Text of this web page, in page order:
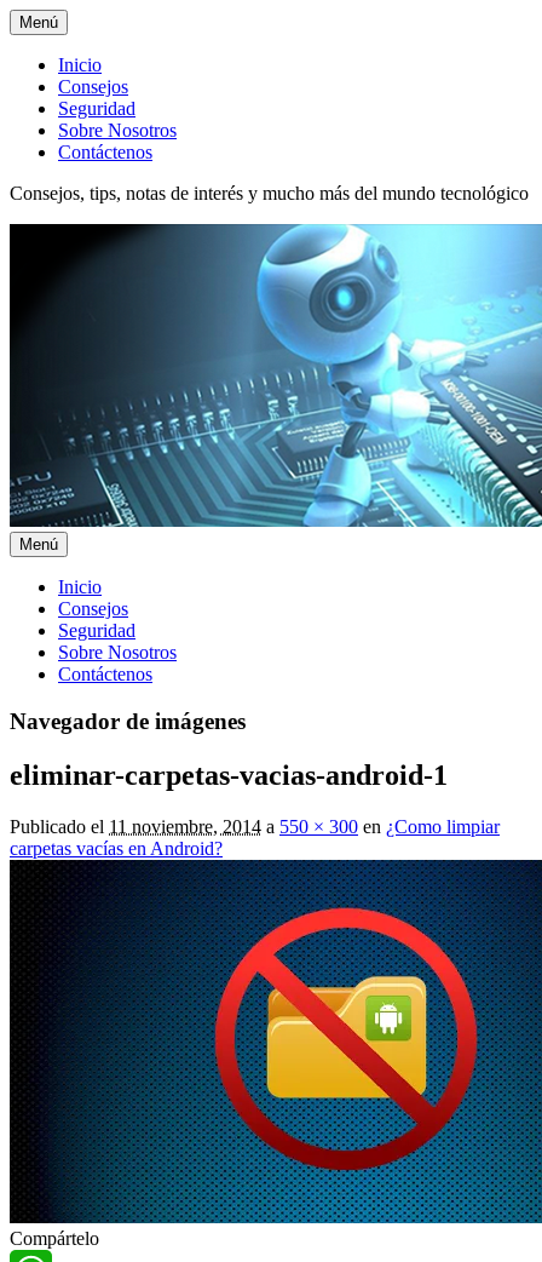
Menú
Menú
superior
Inicio
Consejos
Seguridad
Sobre Nosotros
Contáctenos
Consejos, tips, notas de interés y mucho más del mundo tecnológico
Menú
Menú
principal
Inicio
Consejos
Seguridad
Sobre Nosotros
Contáctenos
Navegador de imágenes
eliminar-carpetas-vacias-android-1
Publicado el 11 noviembre, 2014 a 550 × 300 en ¿Como limpiar
carpetas vacías en Android?
Compártelo